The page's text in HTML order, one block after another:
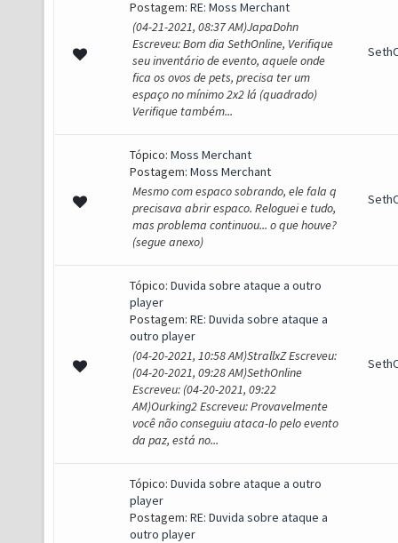
Postagem: RE: Moss Merchant
(04-21-2021, 08:37 AM)JapaDohn
Escreveu: Bom dia SethOnline, Verifique
seu inventário de evento, aquele onde
fica os ovos de pets, precisa ter um
espaço no mínimo 2x2 lá (quadrado)
Verifique também...
Tópico: Moss Merchant
Postagem: Moss Merchant
Mesmo com espaco sobrando, ele fala q
precisava abrir espaco. Reloguei e tudo,
mas problema continuou... o que houve?
(segue anexo)
Tópico: Duvida sobre ataque a outro
player
Postagem: RE: Duvida sobre ataque a
outro player
(04-20-2021, 10:58 AM)StrallxZ Escreveu:
(04-20-2021, 09:28 AM)SethOnline
Escreveu: (04-20-2021, 09:22
AM)Ourking2 Escreveu: Provavelmente
você não conseguiu ataca-lo pelo evento
da paz, está no...
Tópico: Duvida sobre ataque a outro
player
Postagem: RE: Duvida sobre ataque a
outro player